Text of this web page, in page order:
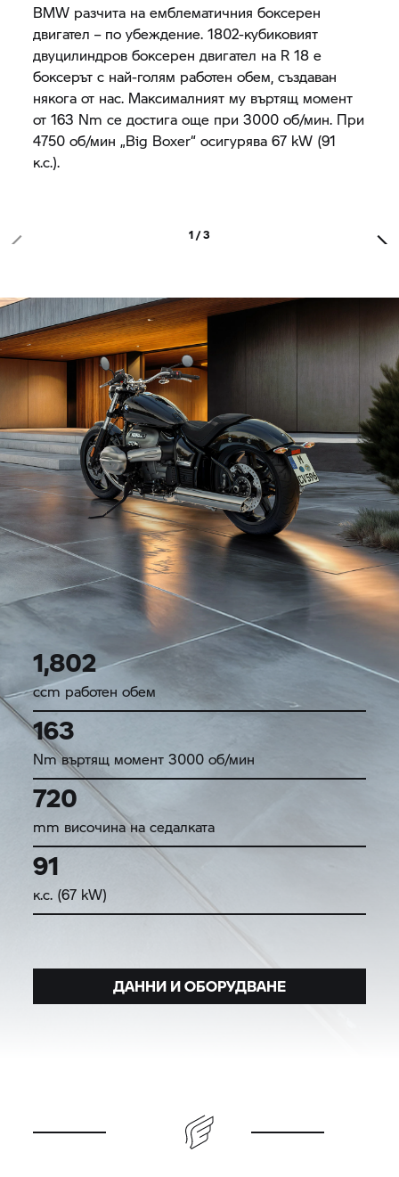
BMW разчита на емблематичния боксерен
двигател – по убеждение. 1802-кубиковият
двуцилиндров боксерен двигател на R 18 е
боксерът с най-голям работен обем, създаван
някога от нас. Максималният му въртящ момент
от 163 Nm се достига още при 3000 об/мин. При
4750 об/мин „Big Boxer“ осигурява 67 kW (91
к.с.).
1 / 3
1,802
ccm работен обем
163
Nm въртящ момент 3000 об/мин
720
mm височина на седалката
91
к.с. (67 kW)
ДАННИ И ОБОРУДВАНЕ